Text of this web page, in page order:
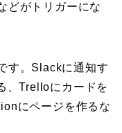
どがトリガーにな
す。Slackに通知す
、Trelloにカードを
にページを作るな